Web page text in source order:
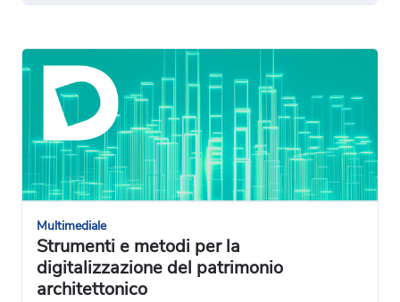
Multimediale
Strumenti e metodi per la
digitalizzazione del patrimonio
architettonico